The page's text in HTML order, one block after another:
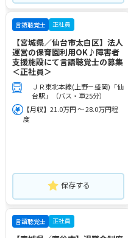
言語聴覚士 正社員
【宮城県／仙台市太白区】法人
運営の保育園利用OK♪障害者
支援施設にて言語聴覚士の募集
＜正社員＞
ＪＲ東北本線(上野－盛岡)「仙
台駅」（バス・車25分）
【月収】21.0万円 ～ 28.0万円程
度
保存する
言語聴覚士 正社員